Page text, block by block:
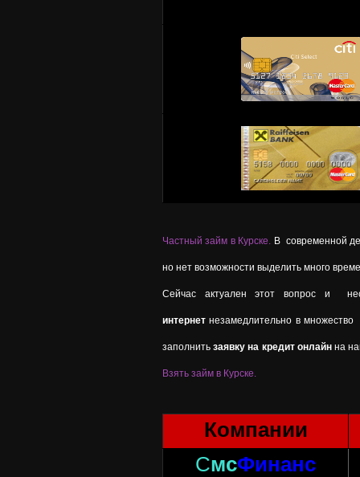
Частный займ в Курске. В современной
но нет возможности выделить много
Сейчас актуален этот вопрос и
интернет незамедлительно в множество
заполнитьзаявку на кредит онлайнна
Взять займ в Курске.
Компании
СмсФинанс